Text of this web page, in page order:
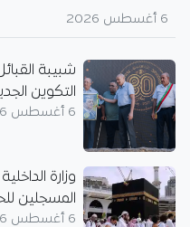
6 أغسطس 2026
شبيبة
التكوين
6 أغسطس 2026
وزارة
المسجلين
6 أغسطس 2026